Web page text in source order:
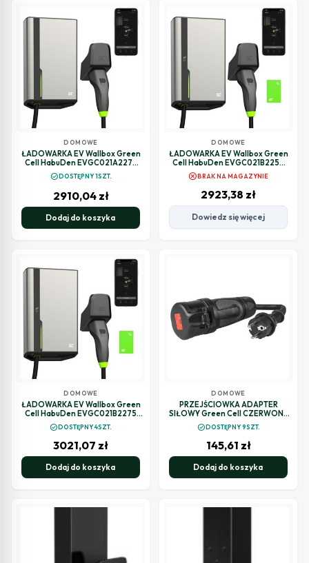
DOMOWE
ŁADOWARKA EV Wallbox Green
Cell HabuDen EVGC021A2275
22kW TYPE 2 7,5M GC App BT Wi-
Fi
check_circleDOSTĘPNY 1SZT.
2910,04 zł
Dodaj do koszyka
DOMOWE
ŁADOWARKA EV Wallbox Green
Cell HabuDen EVGC021B2250
22kW TYPE 2 5M GC App NFC BT
Wi-Fi
cancelBRAK NA MAGAZYNIE
2923,38 zł
Dowiedz się więcej
DOMOWE
ŁADOWARKA EV Wallbox Green
Cell HabuDen EVGC021B2275
22kW TYPE 2 7,5M GC App NFC BT
Wi-Fi
check_circleDOSTĘPNY 4SZT.
3021,07 zł
Dodaj do koszyka
DOMOWE
PRZEJŚCIOWKA ADAPTER
SIŁOWY Green Cell CZERWONY
CEE 16A 400V 5P DO SCHUKO
230V EVAK01
check_circleDOSTĘPNY 9SZT.
145,61 zł
Dodaj do koszyka